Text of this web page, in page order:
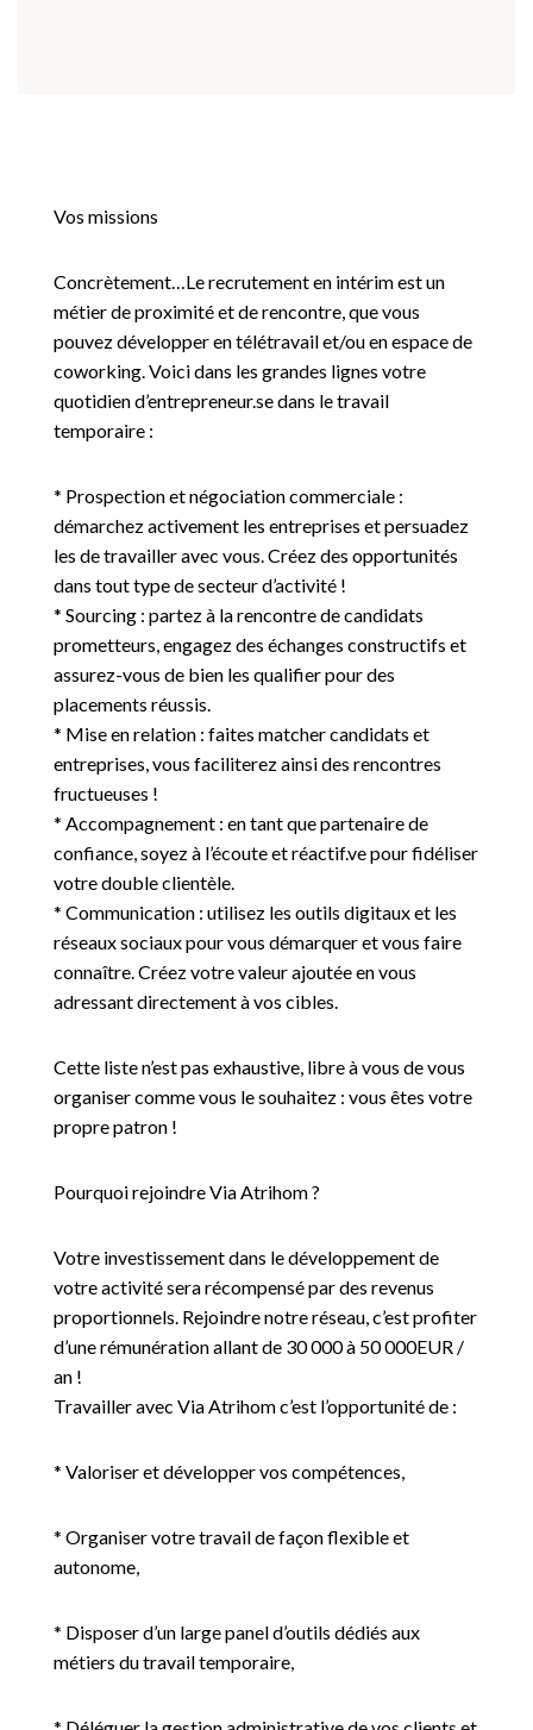
Vos missions
Concrètement…Le recrutement en intérim est un
métier de proximité et de rencontre, que vous
pouvez développer en télétravail et/ou en espace de
coworking. Voici dans les grandes lignes votre
quotidien d’entrepreneur.se dans le travail
temporaire :
* Prospection et négociation commerciale :
démarchez activement les entreprises et persuadez
les de travailler avec vous. Créez des opportunités
dans tout type de secteur d’activité !
* Sourcing : partez à la rencontre de candidats
prometteurs, engagez des échanges constructifs et
assurez-vous de bien les qualifier pour des
placements réussis.
* Mise en relation : faites matcher candidats et
entreprises, vous faciliterez ainsi des rencontres
fructueuses !
* Accompagnement : en tant que partenaire de
confiance, soyez à l’écoute et réactif.ve pour fidéliser
votre double clientèle.
* Communication : utilisez les outils digitaux et les
réseaux sociaux pour vous démarquer et vous faire
connaître. Créez votre valeur ajoutée en vous
adressant directement à vos cibles.
Cette liste n’est pas exhaustive, libre à vous de vous
organiser comme vous le souhaitez : vous êtes votre
propre patron !
Pourquoi rejoindre Via Atrihom ?
Votre investissement dans le développement de
votre activité sera récompensé par des revenus
proportionnels. Rejoindre notre réseau, c’est profiter
d’une rémunération allant de 30 000 à 50 000EUR /
an !
Travailler avec Via Atrihom c’est l’opportunité de :
* Valoriser et développer vos compétences,
* Organiser votre travail de façon flexible et
autonome,
* Disposer d’un large panel d’outils dédiés aux
métiers du travail temporaire,